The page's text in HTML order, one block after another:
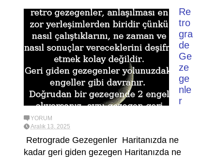
Re
tro
gra
de
Ge
ze
ge
nle
r
YORUM
Aralık 13, 2025
Retrograde Gezegenler Haritanızda ne
kadar geri giden gezegen Haritanızda ne